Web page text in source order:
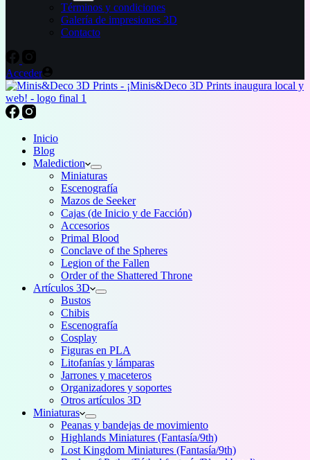
Términos y condiciones
Galería de impresiones 3D
Contacto
Acceder
Inicio
Blog
Malediction
Miniaturas
Escenografía
Mazos de Seeker
Cajas (de Inicio y de Facción)
Accesorios
Primal Blood
Conclave of the Spheres
Legion of the Fallen
Order of the Shattered Throne
Artículos 3D
Bustos
Chibis
Escenografía
Cosplay
Figuras en PLA
Litofanías y lámparas
Jarrones y maceteros
Organizadores y soportes
Otros artículos 3D
Miniaturas
Peanas y bandejas de movimiento
Highlands Miniatures (Fantasía/9th)
Lost Kingdom Miniatures (Fantasía/9th)